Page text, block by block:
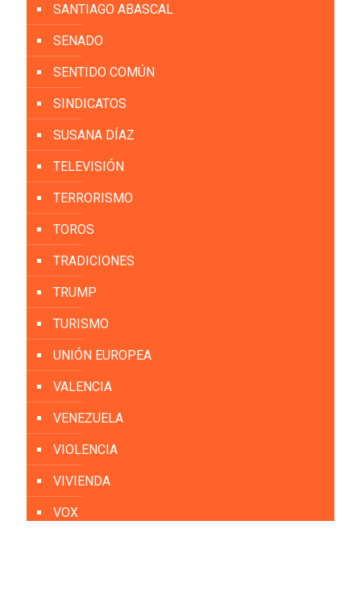
SANTIAGO ABASCAL
SENADO
SENTIDO COMÚN
SINDICATOS
SUSANA DÍAZ
TELEVISIÓN
TERRORISMO
TOROS
TRADICIONES
TRUMP
TURISMO
UNIÓN EUROPEA
VALENCIA
VENEZUELA
VIOLENCIA
VIVIENDA
VOX